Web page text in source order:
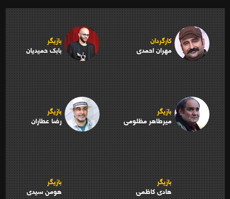
کارگردان
مهران احمدی
بازیگر
بابک حمیدیان
بازیگر
میرطاهر مظلومی
بازیگر
رضا عطاران
بازیگر
هادی کاظمی
بازیگر
هومن سیدی